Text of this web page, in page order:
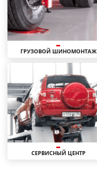
ГРУЗОВОЙ ШИНОМОНТАЖ
СЕРВИСНЫЙ ЦЕНТР